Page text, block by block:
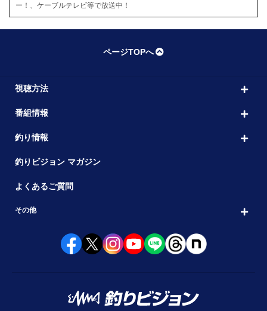
ー！、ケーブルテレビ等で放送中！
ページTOPへ
視聴方法
番組情報
釣り情報
釣りビジョン マガジン
よくあるご質問
その他